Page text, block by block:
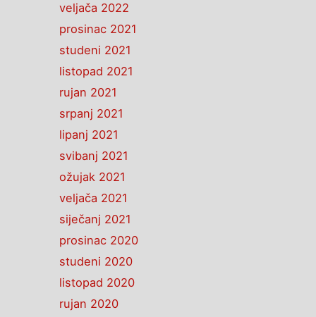
veljača 2022
prosinac 2021
studeni 2021
listopad 2021
rujan 2021
srpanj 2021
lipanj 2021
svibanj 2021
ožujak 2021
veljača 2021
siječanj 2021
prosinac 2020
studeni 2020
listopad 2020
rujan 2020